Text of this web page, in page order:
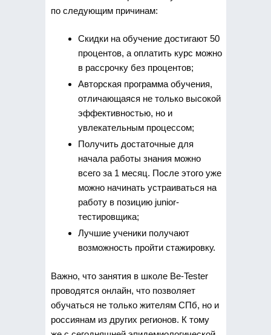
по следующим причинам:
Скидки на обучение достигают 50
процентов, а оплатить курс можно
в рассрочку без процентов;
Авторская программа обучения,
отличающаяся не только высокой
эффективностью, но и
увлекательным процессом;
Получить достаточные для
начала работы знания можно
всего за 1 месяц. После этого уже
можно начинать устраиваться на
работу в позицию junior-
тестировщика;
Лучшие ученики получают
возможность пройти стажировку.
Важно, что занятия в школе Be-Tester
проводятся онлайн, что позволяет
обучаться не только жителям СПб, но и
россиянам из других регионов. К тому